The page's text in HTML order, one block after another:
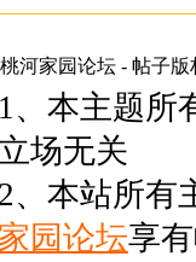
桃河家园论坛 - 帖子版
1、本主题所
场无关
2、本站所有
家园论坛享